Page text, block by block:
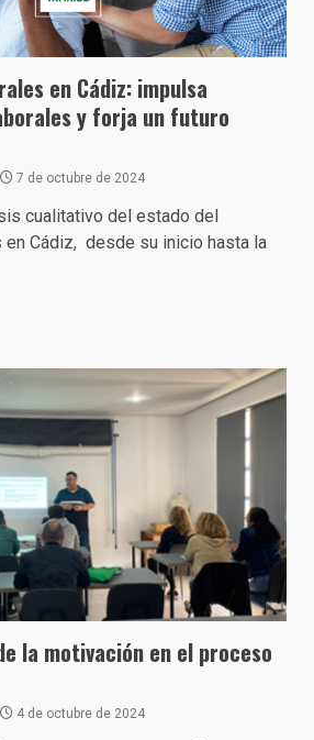
en Cádiz: impulsa
y forja un futuro
7 de octubre de 2024
cualitativo del estado del
Cádiz, desde su inicio hasta la
la motivación en el proceso
4 de octubre de 2024